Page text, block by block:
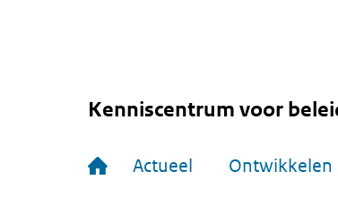
Kenniscentrum voor
Actueel Ontwikkelen